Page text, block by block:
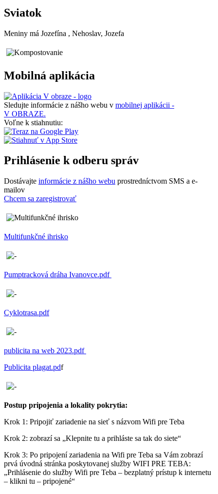
Sviatok
Meniny má Jozefína , Nehoslav, Jozefa
Mobilná aplikácia
Sledujte informácie z nášho webu v mobilnej aplikácii -
V OBRAZE.
Voľne k stiahnutiu:
Prihlásenie k odberu správ
Dostávajte informácie z nášho webu prostredníctvom SMS a e-
mailov
Chcem sa zaregistrovať
Multifunkčné ihrisko
Pumptracková dráha Ivanovce.pdf
Cyklotrasa.pdf
publicita na web 2023.pdf
Publicita plagat.pdf
Postup pripojenia a lokality pokrytia:
Krok 1: Pripojiť zariadenie na sieť s názvom Wifi pre Teba
Krok 2: zobrazí sa „Klepnite tu a prihláste sa tak do siete“
Krok 3: Po pripojení zariadenia na Wifi pre Teba sa Vám zobrazí
prvá úvodná stránka poskytovanej služby WIFI PRE TEBA:
„Prihlásenie do služby Wifi pre Teba – bezplatný prístup k internetu
– klikni tu – pripojené“